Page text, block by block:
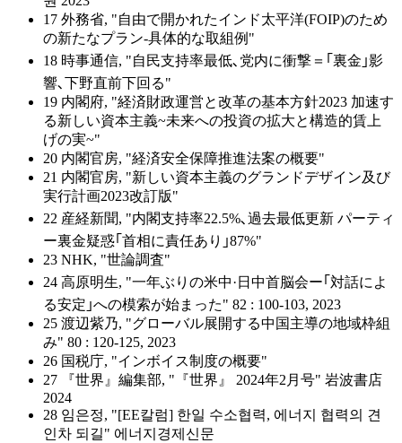
17 外務省, "自由で開かれたインド太平洋(FOIP)のため
の新たなプラン-具体的な取組例"
18 時事通信, "自民支持率最低､党内に衝撃＝｢裏金｣影
響､下野直前下回る"
19 内閣府, "経済財政運営と改革の基本方針2023 加速す
る新しい資本主義~未来への投資の拡大と構造的賃上
げの実~"
20 内閣官房, "経済安全保障推進法案の概要"
21 内閣官房, "新しい資本主義のグランドデザイン及び
実行計画2023改訂版"
22 産経新聞, "内閣支持率22.5%､過去最低更新 パーティ
ー裏金疑惑｢首相に責任あり｣87%"
23 NHK, "世論調査"
24 高原明生, "一年ぶりの米中·日中首脳会ー｢対話によ
る安定｣への模索が始まった" 82 : 100-103, 2023
25 渡辺紫乃, "グローバル展開する中国主導の地域枠組
み" 80 : 120-125, 2023
26 国税庁, "インボイス制度の概要"
27 『世界』編集部, "『世界』 2024年2月号" 岩波書店
2024
28 임은정, "[EE칼럼] 한일 수소협력, 에너지 협력의 견
인차 되길" 에너지경제신문